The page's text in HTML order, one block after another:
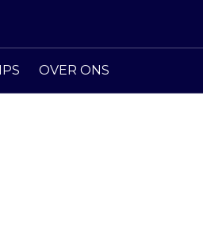
OVER ONS